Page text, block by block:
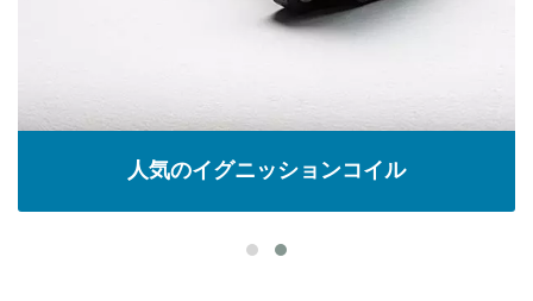
人気のイグニッションコイル